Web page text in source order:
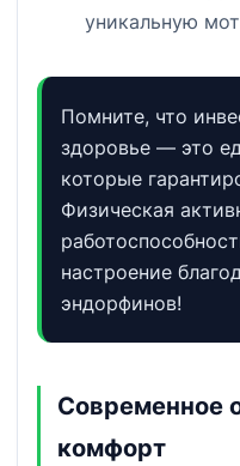
уникальную
Помните, что
здоровье — это
которые
Физическая
настроение
эндорфинов!
Современное
комфорт